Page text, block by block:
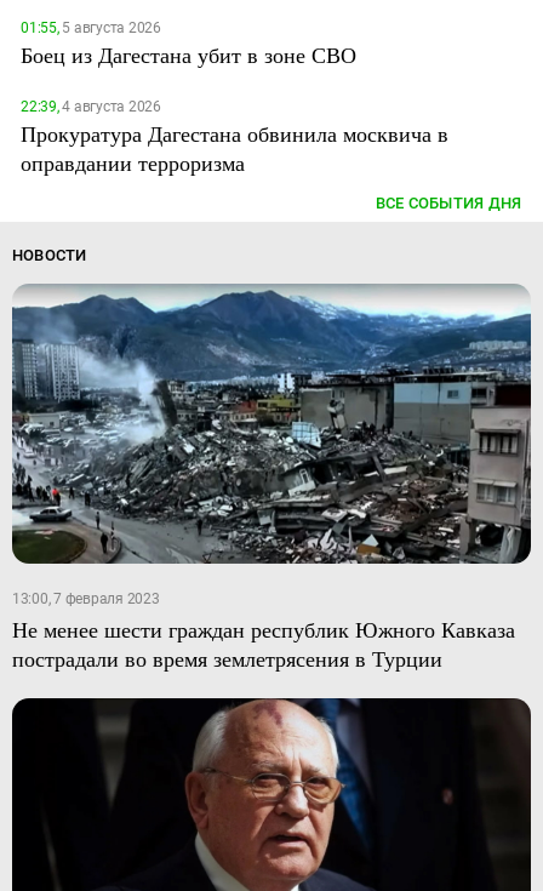
01:55,5 августа 2026
Боец из Дагестана убит в зоне СВО
22:39,4 августа 2026
Прокуратура Дагестана обвинила москвича в
оправдании терроризма
ВСЕ СОБЫТИЯ ДНЯ
НОВОСТИ
13:00, 7 февраля 2023
Не менее шести граждан республик Южного Кавказа
пострадали во время землетрясения в Турции